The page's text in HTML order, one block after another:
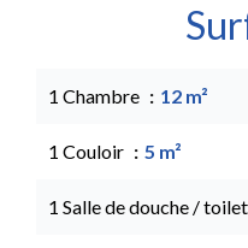
1 Chambre 12 m²
1 Couloir 5 m²
1 Salle de douche /